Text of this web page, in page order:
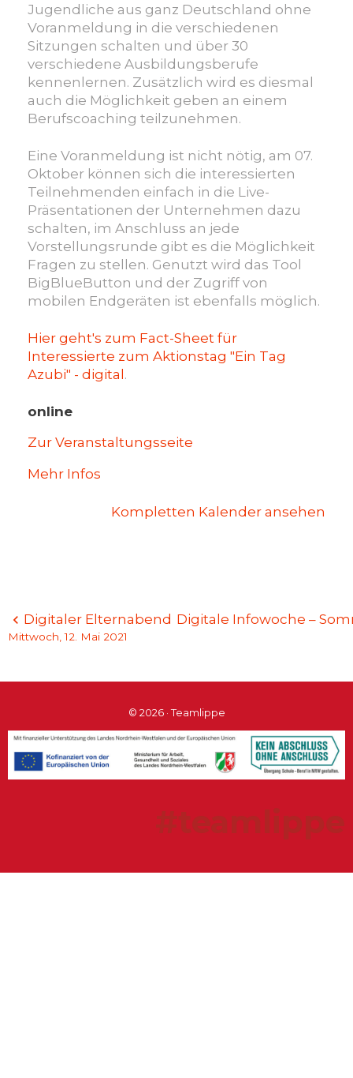
Jugendliche aus ganz Deutschland ohne
Voranmeldung in die verschiedenen
Sitzungen schalten und über 30
verschiedene Ausbildungsberufe
kennenlernen. Zusätzlich wird es diesmal
auch die Möglichkeit geben an einem
Berufscoaching teilzunehmen.
Eine Voranmeldung ist nicht nötig, am 07.
Oktober können sich die interessierten
Teilnehmenden einfach in die Live-
Präsentationen der Unternehmen dazu
schalten, im Anschluss an jede
Vorstellungsrunde gibt es die Möglichkeit
Fragen zu stellen. Genutzt wird das Tool
BigBlueButton und der Zugriff von
mobilen Endgeräten ist ebenfalls möglich.
Hier geht's zum Fact-Sheet für
Interessierte zum Aktionstag "Ein Tag
Azubi" - digital.
online
Zur Veranstaltungsseite
Mehr Infos
Kompletten Kalender ansehen
Beitragsnavigation
Digitaler Elternabend
Mittwoch, 12. Mai 2021
Digitale Infowoche –
© 2026 · Teamlippe
#teamlippe